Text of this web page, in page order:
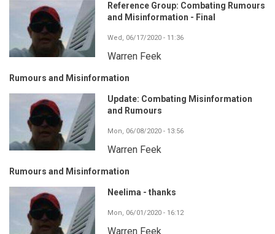
Reference Group: Combating Rumours
and Misinformation - Final
Wed, 06/17/2020 - 11:36
Warren Feek
Rumours and Misinformation
Update: Combating Misinformation
and Rumours
Mon, 06/08/2020 - 13:56
Warren Feek
Rumours and Misinformation
Neelima - thanks
Mon, 06/01/2020 - 16:12
Warren Feek